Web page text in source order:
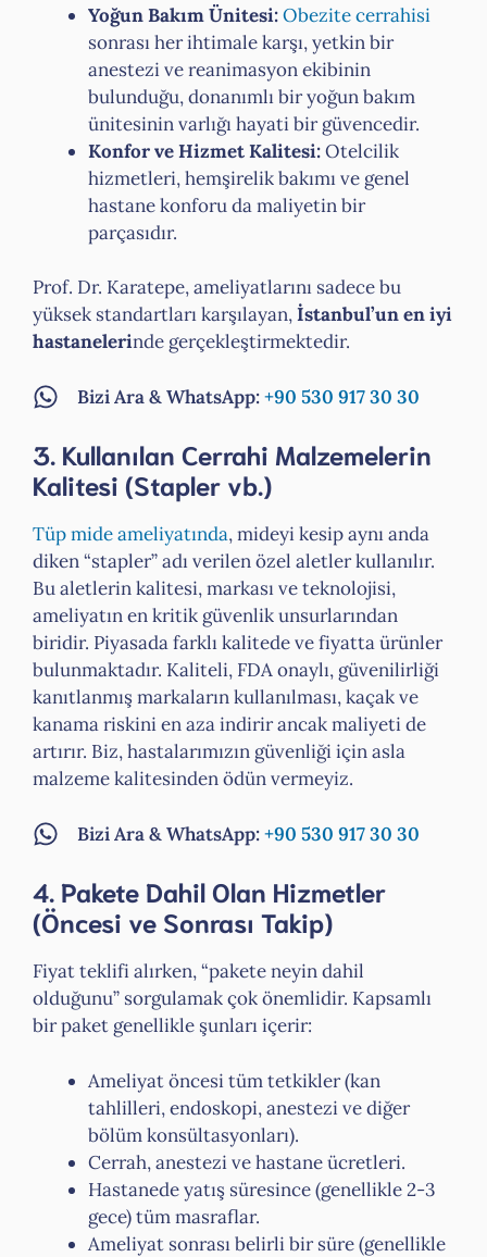
Yoğun Bakım Ünitesi:Obezite cerrahisi
sonrası her ihtimale karşı, yetkin bir
anestezi ve reanimasyon ekibinin
bulunduğu, donanımlı bir yoğun bakım
ünitesinin varlığı hayati bir güvencedir.
Konfor ve Hizmet Kalitesi:Otelcilik
hizmetleri, hemşirelik bakımı ve genel
hastane konforu da maliyetin bir
parçasıdır.
Prof. Dr. Karatepe, ameliyatlarını sadece bu
yüksek standartları karşılayan,İstanbul’un en iyi
hastanelerinde gerçekleştirmektedir.
Bizi Ara & WhatsApp:+90 530 917 30 30
3. Kullanılan Cerrahi Malzemelerin
Kalitesi (Stapler vb.)
Tüp mide ameliyatında, mideyi kesip aynı anda
diken “stapler” adı verilen özel aletler kullanılır.
Bu aletlerin kalitesi, markası ve teknolojisi,
ameliyatın en kritik güvenlik unsurlarından
biridir. Piyasada farklı kalitede ve fiyatta ürünler
bulunmaktadır. Kaliteli, FDA onaylı, güvenilirliği
kanıtlanmış markaların kullanılması, kaçak ve
kanama riskini en aza indirir ancak maliyeti de
artırır. Biz, hastalarımızın güvenliği için asla
malzeme kalitesinden ödün vermeyiz.
Bizi Ara & WhatsApp:+90 530 917 30 30
4. Pakete Dahil Olan Hizmetler
(Öncesi ve Sonrası Takip)
Fiyat teklifi alırken, “pakete neyin dahil
olduğunu” sorgulamak çok önemlidir. Kapsamlı
bir paket genellikle şunları içerir:
Ameliyat öncesi tüm tetkikler (kan
tahlilleri, endoskopi, anestezi ve diğer
bölüm konsültasyonları).
Cerrah, anestezi ve hastane ücretleri.
Hastanede yatış süresince (genellikle 2-3
gece) tüm masraflar.
Ameliyat sonrası belirli bir süre (genellikle